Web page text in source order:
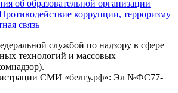
об образовательной организации
коррупции, терроризму
связь
службой по надзору в сфере
технологий и массовых
СМИ «белгу.рф»: Эл №ФС77-